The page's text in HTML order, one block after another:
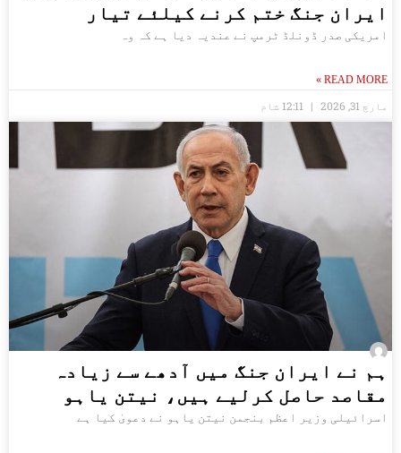
ایران جنگ ختم کرنے کیلئے تیار
امریکی صدر ڈونلڈ ٹرمپ نے عندیہ دیا ہے کہ وہ
READ MORE »
مارچ 31, 2026
ہم نے ایران جنگ میں آدھے سے زیادہ
مقاصد حاصل کرلیے ہیں، نیتن یاہو
اسرائیلی وزیر اعظم بنجمن نیتن یاہو نے دعویٰ کیا ہے